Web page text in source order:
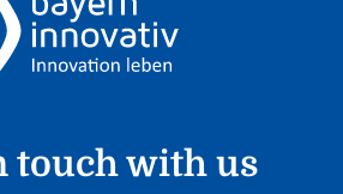
touch with us